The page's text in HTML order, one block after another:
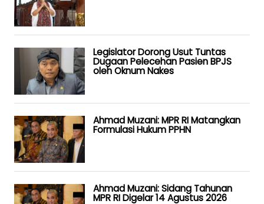
Legislator Dorong Usut Tuntas
Dugaan Pelecehan Pasien BPJS
oleh Oknum Nakes
Ahmad Muzani: MPR RI Matangkan
Formulasi Hukum PPHN
Ahmad Muzani: Sidang Tahunan
MPR RI Digelar 14 Agustus 2026